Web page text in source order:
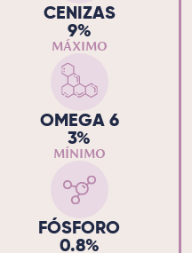
CENIZAS
9%
MÁXIMO
OMEGA 6
3%
MÍNIMO
FÓSFORO
0.8%